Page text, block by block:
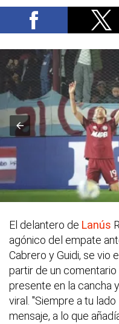
El delantero de Lanús
agónico del empate
Cabrero y Guidi, se vio
partir de un
presente en la cancha
viral. "Siempre a tu lado
mensaje, a lo que